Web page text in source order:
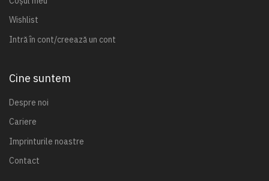
Wishlist
Intră în cont/creează un cont
Cine suntem
Despre noi
Cariere
Imprinturile noastre
Contact